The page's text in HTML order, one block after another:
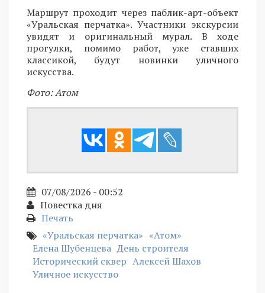
Маршрут проходит через паблик-арт-объект
«Уральская перчатка». Участники экскурсии
увидят и оригинальный мурал. В ходе
прогулки, помимо работ, уже ставших
классикой, будут новинки уличного
искусства.
Фото: Атом
07/08/2026 - 00:52
Повестка дня
Печать
«Уральская перчатка» «Атом»
Елена Шубенцева День строителя
Исторический сквер Алексей Шахов
Уличное искусство